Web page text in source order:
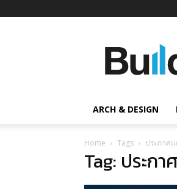
ARCH & DESIGN
Home Tags ประกาศ
Tag: ประก